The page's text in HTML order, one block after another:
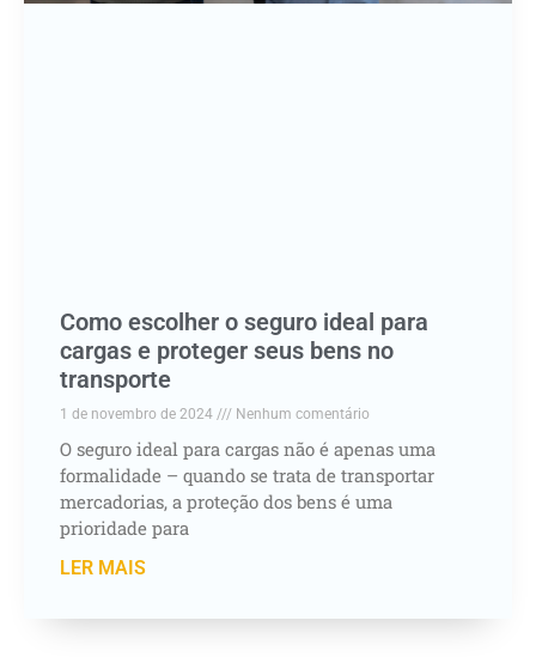
Como escolher o seguro ideal para
cargas e proteger seus bens no
transporte
1 de novembro de 2024 Nenhum comentário
O seguro ideal para cargas não é apenas uma
formalidade – quando se trata de transportar
mercadorias, a proteção dos bens é uma
prioridade para
LER MAIS